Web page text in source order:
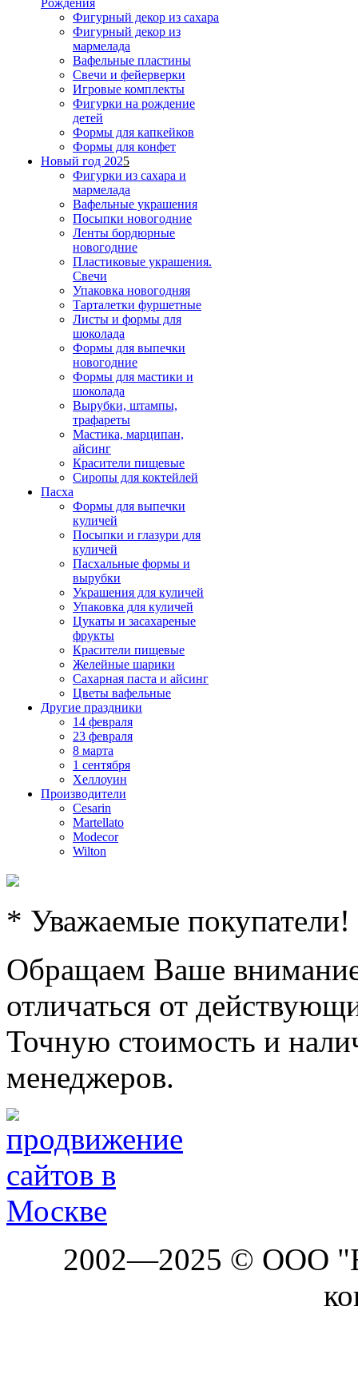
Фигурный декор из сахара
Фигурный декор из
мармелада
Вафельные пластины
Свечи и фейерверки
Игровые комплекты
Фигурки на рождение
детей
Формы для капкейков
Формы для конфет
Новый год 2025
Фигурки из сахара и
мармелада
Вафельные украшения
Посыпки новогодние
Ленты бордюрные
новогодние
Пластиковые украшения.
Свечи
Упаковка новогодняя
Тарталетки фуршетные
Листы и формы для
шоколада
Формы для выпечки
новогодние
Формы для мастики и
шоколада
Вырубки, штампы,
трафареты
Мастика, марципан,
айсинг
Красители пищевые
Сиропы для коктейлей
Пасха
Формы для выпечки
куличей
Посыпки и глазури для
куличей
Пасхальные формы и
вырубки
Украшения для куличей
Упаковка для куличей
Цукаты и засахареные
фрукты
Красители пищевые
Желейные шарики
Сахарная паста и айсинг
Цветы вафельные
Другие праздники
14 февраля
23 февраля
8 марта
1 сентября
Хеллоуин
Производители
Cesarin
Martellato
Modecor
Wilton
* Уважаемые покупатели!
Обращаем Ваше
отличаться от
Точную стоимость и
менеджеров.
2002—2025 © ООО